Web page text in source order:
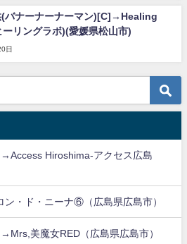
(バナーナーナーマン)[C]→Healing
リングラボ)(愛媛県松山市)
日
Hiroshima-アクセス広島
・ド・ニーナ⑥（広島県広島市）
美魔女RED（広島県広島市）